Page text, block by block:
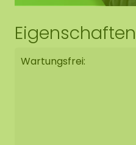
Dauerhaft weich. Bei
Luftfeuchtigkeit von
aushärten. Sobald die
ansteigt, wird das
Schmutzabweisend /
Kein Tageslicht
Befestigung mit
, der im
Eigenschaften
Wartungsfrei: